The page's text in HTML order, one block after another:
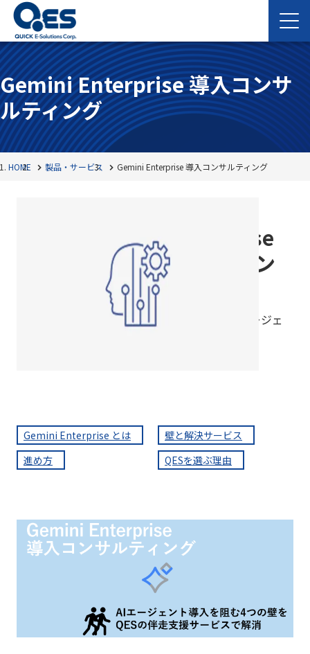
Gemini Enterprise 導入コンサ
ルティング
HOME 製品・サービス Gemini Enterprise 導入コンサルティング
Gemini Enterprise
導入コンサルティン
グ
Gemini Enterpriseの導入からエージェ
Gemini Enterprise とは
壁と解決サービス
進め方
QESを選ぶ理由